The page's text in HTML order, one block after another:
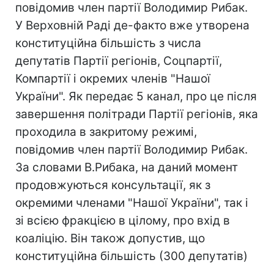
повідомив член партії Володимир Рибак.
У Верховній Раді де-факто вже утворена
конституційна більшість з числа
депутатів Партії регіонів, Соцпартії,
Компартії і окремих членів "Нашої
України". Як передає 5 канал, про це після
завершення політради Партії регіонів, яка
проходила в закритому режимі,
повідомив член партії Володимир Рибак.
За словами В.Рибака, на даний момент
продовжуються консультації, як з
окремими членами "Нашої України", так і
зі всією фракцією в цілому, про вхід в
коаліцію. Він також допустив, що
конституційна більшість (300 депутатів)